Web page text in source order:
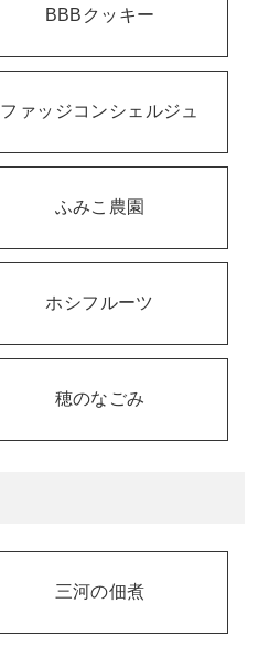
BBBクッキー
ファッジコンシェルジュ
ふみこ農園
ホシフルーツ
穂のなごみ
三河の佃煮